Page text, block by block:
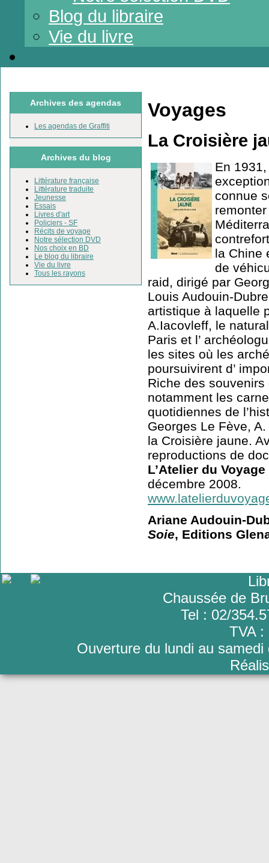
Blog du libraire
Vie du livre
Archives des agendas
Les agendas de Graffiti
Archives du blog
Littérature française
Littérature traduite
Jeunesse
Essais
Livres d'art
Policiers - SF
Récits de voyage
Notre sélection DVD
Nos choix en BD
Le blog du libraire
Vie du livre
Tous les rayons
Voyages
La Croisière
En
connue
la Chine
de
raid, dirigé par
Louis Audouin-
artistique à laquelle
A.Iacovleff, le
Paris et l’
les sites où les
poursuivirent d’
Riche des souvenirs
notamment les
quotidiennes de
Georges Le Fève,
la Croisière jaune.
reproductions de
L’Atelier du Voyage
décembre 2008.
Ariane Audouin-
Soie, Editions
Chaussée de
Tel : 02/
TVA :
Ouverture du lundi au